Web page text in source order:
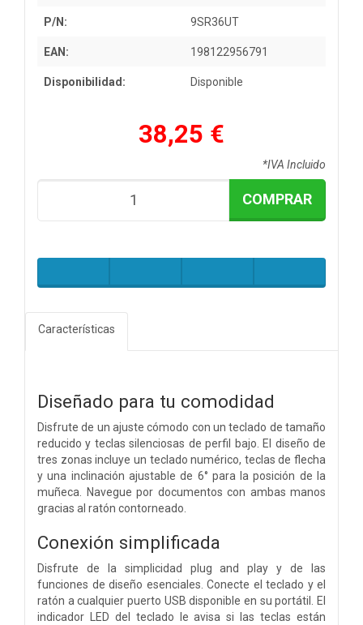
P/N: 9SR36UT
EAN: 198122956791
Disponibilidad: Disponible
38,25 €
*IVA Incluido
COMPRAR
Características
Diseñado para tu comodidad
Disfrute de un ajuste cómodo con un teclado de tamaño
reducido y teclas silenciosas de perfil bajo. El diseño de
tres zonas incluye un teclado numérico, teclas de flecha
y una inclinación ajustable de 6° para la posición de la
muñeca. Navegue por documentos con ambas manos
gracias al ratón contorneado.
Conexión simplificada
Disfrute de la simplicidad plug and play y de las
funciones de diseño esenciales. Conecte el teclado y el
ratón a cualquier puerto USB disponible en su portátil. El
indicador LED del teclado le avisa si las teclas están